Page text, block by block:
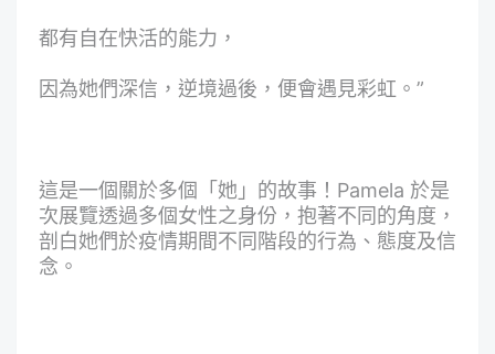
都有自在快活的能力，
因為她們深信，逆境過後，便會遇見彩虹。”
這是一個關於多個「她」的故事！Pamela 於是
次展覽透過多個女性之身份，抱著不同的角度，
剖白她們於疫情期間不同階段的行為、態度及信
念。